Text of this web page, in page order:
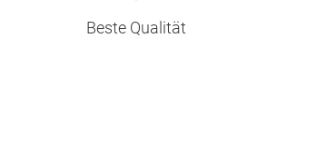
Beste Qualität